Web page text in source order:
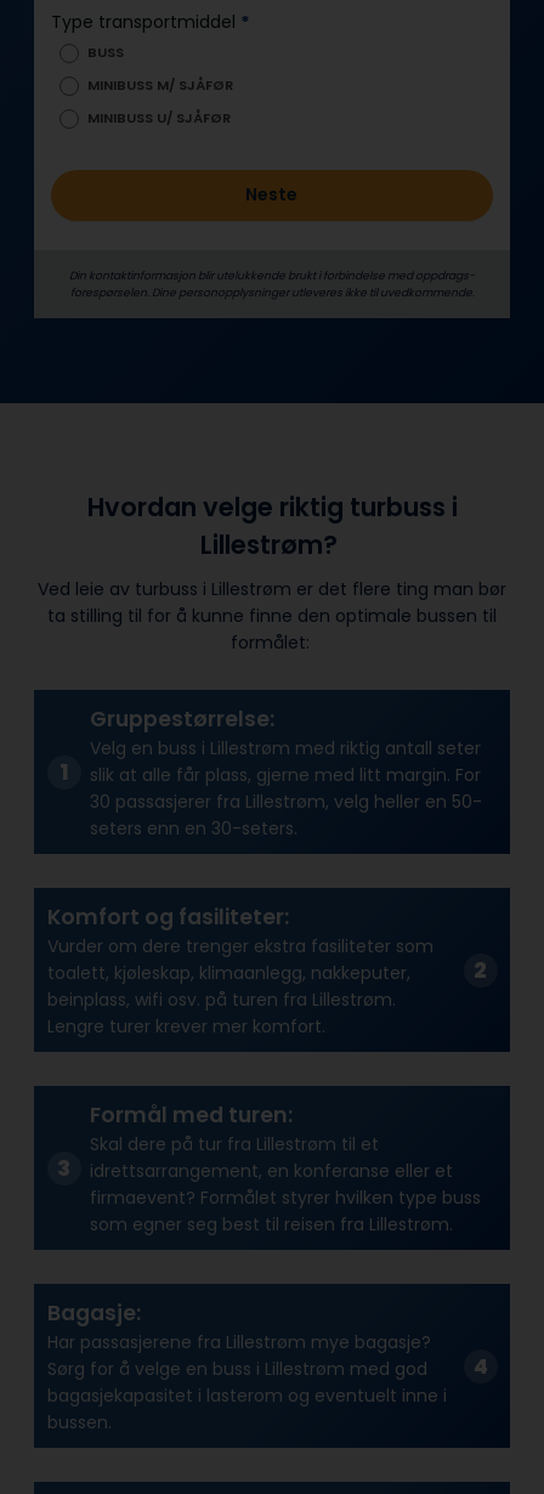
d
Type transportmiddel *
BUSS
MINIBUSS M/ SJÅFØR
MINIBUSS U/ SJÅFØR
Neste
Din kontaktinformasjon blir utelukkende brukt i forbindelse med oppdrags­
forespørselen. Dine person­­opplysninger utleveres ikke til uvedkommende.
Hvordan velge riktig turbuss i
Lillestrøm?
Ved leie av turbuss i Lillestrøm er det flere ting man bør
ta stilling til for å kunne finne den optimale bussen til
formålet:
Gruppestørrelse:
Velg en buss i Lillestrøm med riktig antall seter
slik at alle får plass, gjerne med litt margin. For
30 passasjerer fra Lillestrøm, velg heller en 50-
seters enn en 30-seters.
Komfort og fasiliteter:
Vurder om dere trenger ekstra fasiliteter som
toalett, kjøleskap, klimaanlegg, nakkeputer,
beinplass, wifi osv. på turen fra Lillestrøm.
Lengre turer krever mer komfort.
Formål med turen:
Skal dere på tur fra Lillestrøm til et
idrettsarrangement, en konferanse eller et
firmaevent? Formålet styrer hvilken type buss
som egner seg best til reisen fra Lillestrøm.
Bagasje:
Har passasjerene fra Lillestrøm mye bagasje?
Sørg for å velge en buss i Lillestrøm med god
bagasjekapasitet i lasterom og eventuelt inne i
bussen.